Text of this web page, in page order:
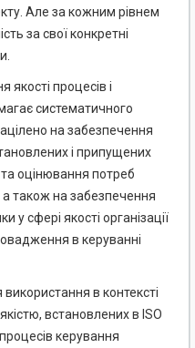
Але за кожним рівнем
за свої конкретні
процесів і
систематичного
на забезпечення
і припущених
оцінювання потреб
а також на забезпечення
у сфері якості організації
в керуванні
в контексті
встановлених в ISO
керування